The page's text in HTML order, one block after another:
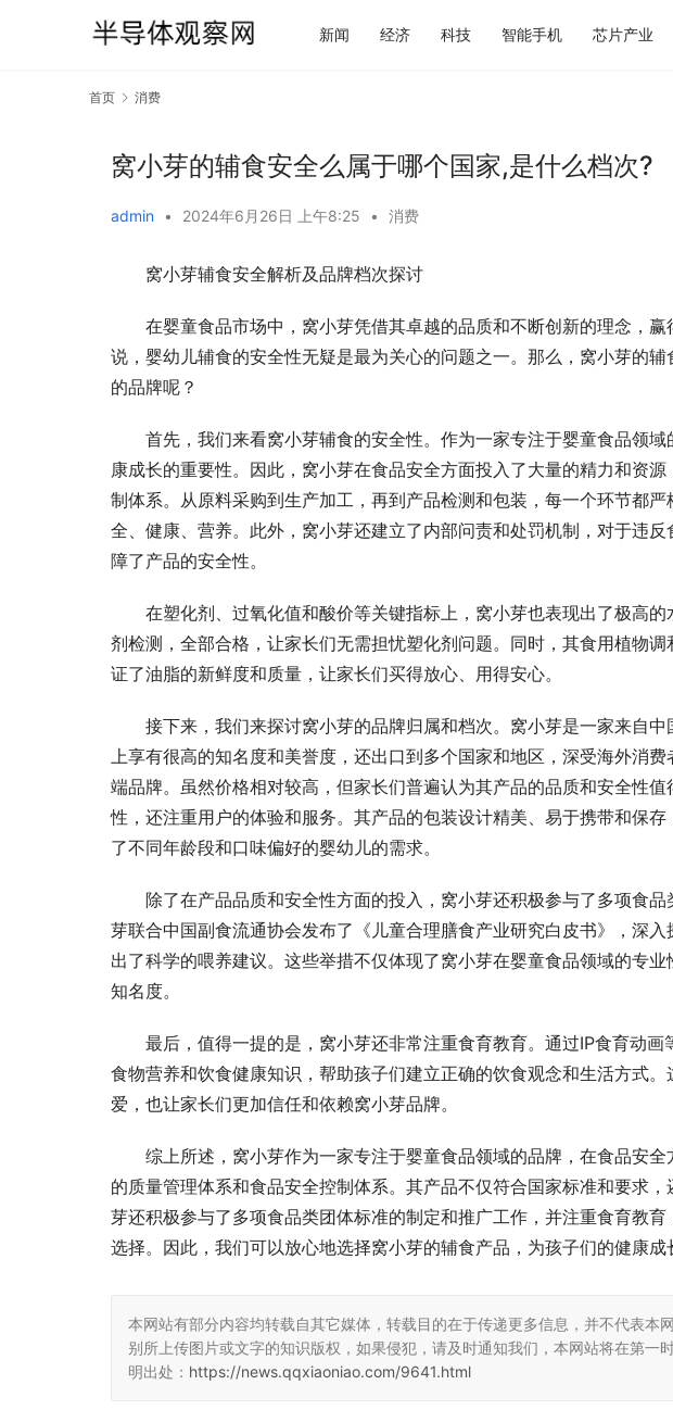
新闻 经济 科技 智能手机 芯片产业
首页 消费
窝小芽的辅食安全么属于哪个国家,是什么档次?
admin • 2024年6月26日 上午8:25 • 消费
窝小芽辅食安全解析及品牌档次探讨
在婴童食品市场中，窝小芽凭借其卓越的品质和不断创新的理念，
说，婴幼儿辅食的安全性无疑是最为关心的问题之一。那么，窝小芽的
的品牌呢？
首先，我们来看窝小芽辅食的安全性。作为一家专注于婴童食品领
康成长的重要性。因此，窝小芽在食品安全方面投入了大量的精力和资
制体系。从原料采购到生产加工，再到产品检测和包装，每一个环节都
全、健康、营养。此外，窝小芽还建立了内部问责和处罚机制，对于违
障了产品的安全性。
在塑化剂、过氧化值和酸价等关键指标上，窝小芽也表现出了极高
剂检测，全部合格，让家长们无需担忧塑化剂问题。同时，其食用植物
证了油脂的新鲜度和质量，让家长们买得放心、用得安心。
接下来，我们来探讨窝小芽的品牌归属和档次。窝小芽是一家来自
上享有很高的知名度和美誉度，还出口到多个国家和地区，深受海外消
端品牌。虽然价格相对较高，但家长们普遍认为其产品的品质和安全性
性，还注重用户的体验和服务。其产品的包装设计精美、易于携带和保
了不同年龄段和口味偏好的婴幼儿的需求。
除了在产品品质和安全性方面的投入，窝小芽还积极参与了多项食
芽联合中国副食流通协会发布了《儿童合理膳食产业研究白皮书》，深
出了科学的喂养建议。这些举措不仅体现了窝小芽在婴童食品领域的专
知名度。
最后，值得一提的是，窝小芽还非常注重食育教育。通过IP食育动
食物营养和饮食健康知识，帮助孩子们建立正确的饮食观念和生活方式
爱，也让家长们更加信任和依赖窝小芽品牌。
综上所述，窝小芽作为一家专注于婴童食品领域的品牌，在食品安
的质量管理体系和食品安全控制体系。其产品不仅符合国家标准和要求
芽还积极参与了多项食品类团体标准的制定和推广工作，并注重食育教
选择。因此，我们可以放心地选择窝小芽的辅食产品，为孩子们的健康成
本网站有部分内容均转载自其它媒体，转载目的在于传递更多信息，并不代表本
别所上传图片或文字的知识版权，如果侵犯，请及时通知我们，本网站将在第一
明出处： https://news.qqxiaoniao.com/9641.html